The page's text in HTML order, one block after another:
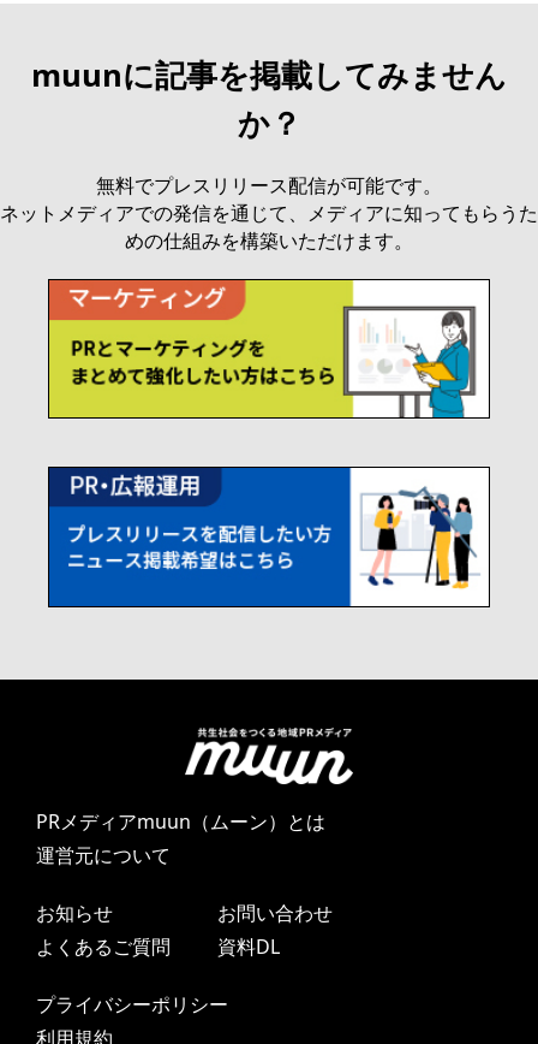
muunに記事を掲載してみません
か？
無料でプレスリリース配信が可能です。
ネットメディアでの発信を通じて、メディアに知ってもらうた
めの仕組みを構築いただけます。
PRメディアmuun（ムーン）とは
運営元について
お知らせ
よくあるご質問
お問い合わせ
資料DL
プライバシーポリシー
利用規約